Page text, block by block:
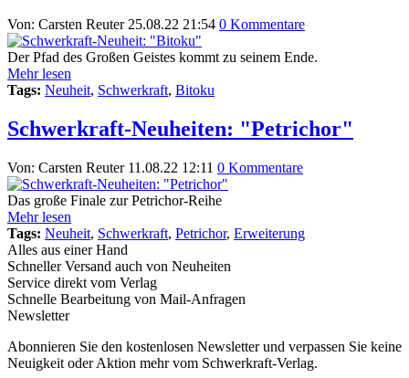
Von: Carsten Reuter 25.08.22 21:54 0 Kommentare
Der Pfad des Großen Geistes kommt zu seinem Ende.
Mehr lesen
Tags: Neuheit, Schwerkraft, Bitoku
Schwerkraft-Neuheiten: "Petrichor"
Von: Carsten Reuter 11.08.22 12:11 0 Kommentare
Das große Finale zur Petrichor-Reihe
Mehr lesen
Tags: Neuheit, Schwerkraft, Petrichor, Erweiterung
Alles aus einer Hand
Schneller Versand auch von Neuheiten
Service direkt vom Verlag
Schnelle Bearbeitung von Mail-Anfragen
Newsletter
Abonnieren Sie den kostenlosen Newsletter und verpassen Sie keine
Neuigkeit oder Aktion mehr vom Schwerkraft-Verlag.